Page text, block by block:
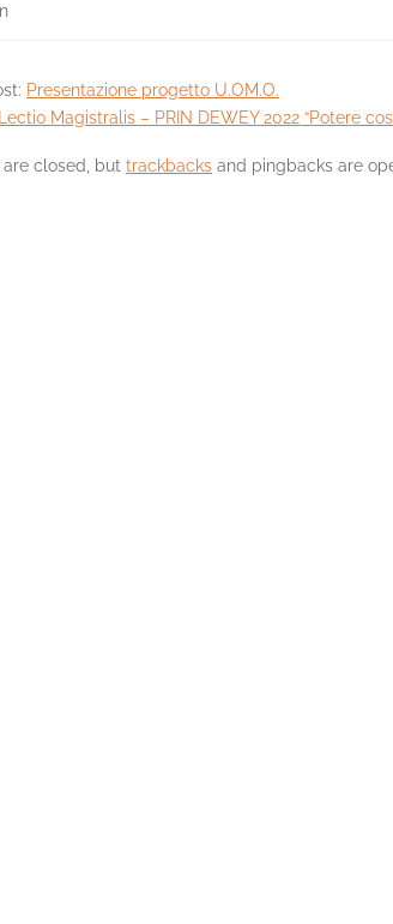
Presentazione progetto U.OM.O.
Lectio Magistralis – PRIN DEWEY 2022 “Potere
closed, but trackbacks and pingbacks are